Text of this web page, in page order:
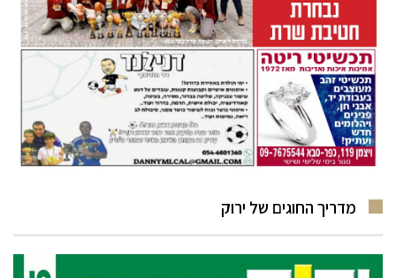
מדריך החוגים של ירוק